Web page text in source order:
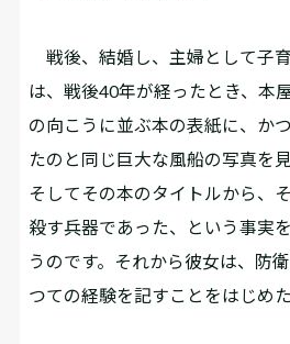
戦後、結婚し、主婦として子
は、戦後40年が経ったとき、本
の向こうに並ぶ本の表紙に、か
たのと同じ巨大な風船の写真を
そしてその本のタイトルから、
殺す兵器であった、という事実
うのです。それから彼女は、防
つての経験を記すことをはじめ